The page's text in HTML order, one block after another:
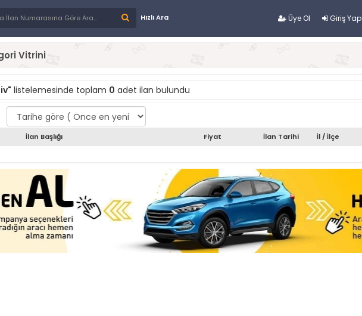
Üye Ol Giriş Yap
Hızlı Ara
Vitrini
listelemesinde toplam 0 adet ilan bulundu
İlan Başlığı Fiyat İlan Tarihi İl / İlçe